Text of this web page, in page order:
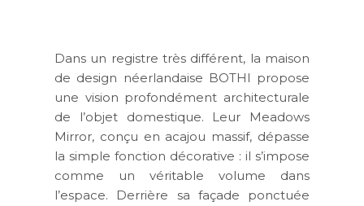
Dans un registre très différent, la maison
de design néerlandaise BOTHI propose
une vision profondément architecturale
de l’objet domestique. Leur
Meadows
Mirror, conçu en acajou massif, dépasse
la simple fonction décorative : il s’impose
comme un véritable volume dans
l’espace. Derrière sa façade ponctuée